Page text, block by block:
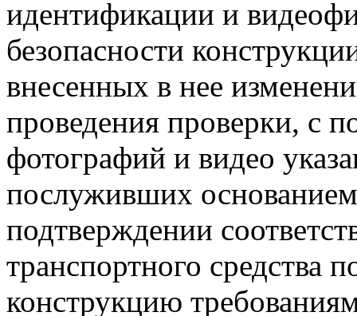
идентификации и
безопасности
внесенных в нее
проведения проверки, с
фотографий и видео
послуживших
подтверждении
транспортного средства
конструкцию